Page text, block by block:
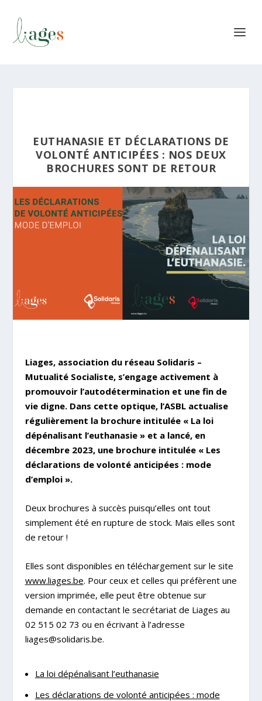
EUTHANASIE ET DÉCLARATIONS DE
VOLONTÉ ANTICIPÉES : NOS DEUX
BROCHURES SONT DE RETOUR
Liages, association du réseau Solidaris –
Mutualité Socialiste, s’engage activement à
promouvoir l’autodétermination et une fin de
vie digne. Dans cette optique, l’ASBL actualise
régulièrement la brochure intitulée « La loi
dépénalisant l’euthanasie » et a lancé, en
décembre 2023, une brochure intitulée « Les
déclarations de volonté anticipées : mode
d’emploi ».
Deux brochures à succès puisqu’elles ont tout
simplement été en rupture de stock. Mais elles sont
de retour !
Elles sont disponibles en téléchargement sur le site
www.liages.be. Pour ceux et celles qui préfèrent une
version imprimée, elle peut être obtenue sur
demande en contactant le secrétariat de Liages au
02 515 02 73 ou en écrivant à l’adresse
liages@solidaris.be.
La loi dépénalisant l’euthanasie
Les déclarations de volonté anticipées : mode